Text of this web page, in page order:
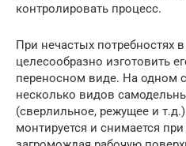
контролировать процесс.
При нечастых потребностях
целесообразно изготовить
переносном виде. На одном
несколько видов
(сверлильное, режущее и
монтируется и снимается